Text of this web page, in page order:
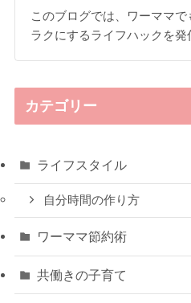
このブログでは、ワーママ
ラクにするライフハックを
カテゴリー
ライフスタイル
自分時間の作り方
ワーママ節約術
共働きの子育て